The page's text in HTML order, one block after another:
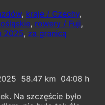
, kraje / Czechy,
, rowery / Fuji,
2025, za granicą
58.47
04:08
Na szczęście było